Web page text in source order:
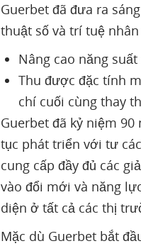
Guerbet đã đưa ra
thuật số và trí tuệ
Nâng cao năng
Thu được đặc tính
chí cuối cùng thay
Guerbet đã kỷ niệm
tục phát triển với tư
cung cấp đầy đủ các
vào đổi mới và năng
diện ở tất cả các thị
Mặc dù Guerbet bắt